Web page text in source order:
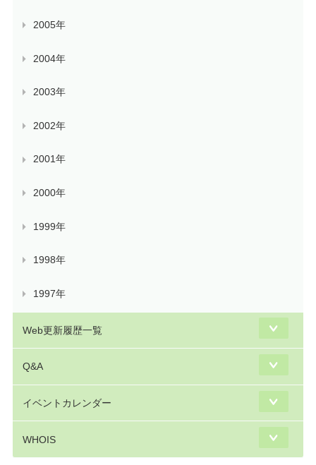
2005年
2004年
2003年
2002年
2001年
2000年
1999年
1998年
1997年
Web更新履歴一覧
Q&A
イベントカレンダー
WHOIS